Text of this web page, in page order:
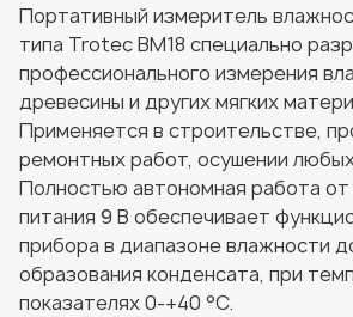
Портативный измеритель
типа Trotec BM18 специально
профессионального измерения
древесины и других мягких
Применяется в строительстве,
ремонтных работ, осушении
Полностью автономная работа
питания 9 В обеспечивает
прибора в диапазоне влажности
образования конденсата, при
показателях 0-+40 °C.